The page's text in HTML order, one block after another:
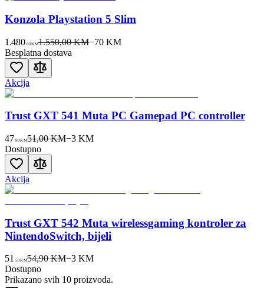
Konzola Playstation 5 Slim
1.480 00KM1.550,00 KM−70KM
Besplatna dostava
Akcija
Trust GXT 541 Muta PC Gamepad PC controller
47 90KM51,00 KM−3KM
Dostupno
Akcija
Trust GXT 542 Muta wirelessgaming kontroler za
NintendoSwitch, bijeli
51 50KM54,90 KM−3KM
Dostupno
Prikazano svih 10 proizvoda.